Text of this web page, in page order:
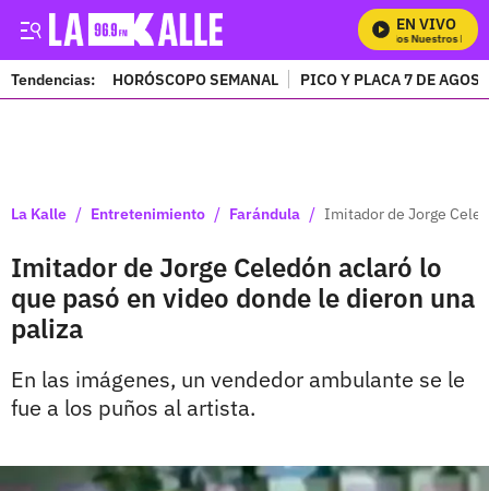
EN VIVO
Mira Todos Nuestros
Tendencias: HORÓSCOPO SEMANAL PICO Y PLACA 7 DE
La Kalle / Entretenimiento / Farándula / Imitador de Jorge
Imitador de Jorge Celedón aclaró lo
que pasó en video donde le dieron una
paliza
En las imágenes, un vendedor ambulante se le
fue a los puños al artista.